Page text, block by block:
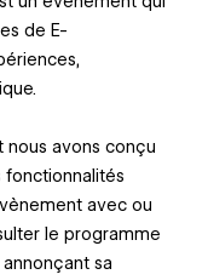
de E-
avons conçu
avec ou
le programme
sa